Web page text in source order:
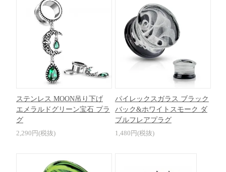
ステンレス MOON吊り下げ
エメラルドグリーン宝石 プラ
グ
2,290円(税抜)
パイレックスガラス ブラック
バック&ホワイトスモーク ダ
ブルフレアプラグ
1,480円(税抜)